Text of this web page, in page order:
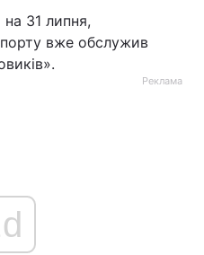
31 липня,
вже обслужив
Реклама